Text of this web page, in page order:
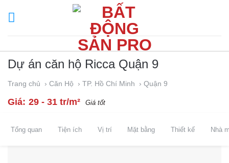
Dự án căn hộ Ricca Quận 9
Trang chủ › Căn Hộ › TP. Hồ Chí Minh › Quận 9
Giá: 29 - 31 tr/m² Giá tốt
Tổng quan Tiện ích Vị trí Mặt bằng Thiết kế Nhà